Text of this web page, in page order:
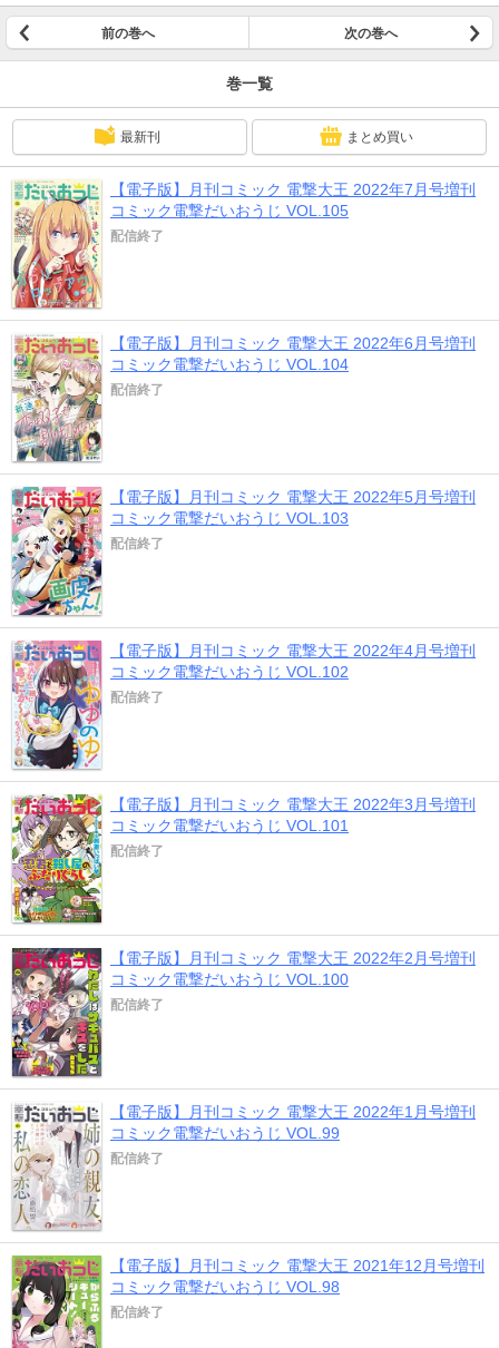
などは終了している場合がございます。】
前の巻へ 次の巻へ
巻一覧
最新刊 まとめ買い
【電子版】月刊コミック 電撃大王 2022年7月号増刊
コミック電撃だいおうじ VOL.105
配信終了
【電子版】月刊コミック 電撃大王 2022年6月号増刊
コミック電撃だいおうじ VOL.104
配信終了
【電子版】月刊コミック 電撃大王 2022年5月号増刊
コミック電撃だいおうじ VOL.103
配信終了
【電子版】月刊コミック 電撃大王 2022年4月号増刊
コミック電撃だいおうじ VOL.102
配信終了
【電子版】月刊コミック 電撃大王 2022年3月号増刊
コミック電撃だいおうじ VOL.101
配信終了
【電子版】月刊コミック 電撃大王 2022年2月号増刊
コミック電撃だいおうじ VOL.100
配信終了
【電子版】月刊コミック 電撃大王 2022年1月号増刊
コミック電撃だいおうじ VOL.99
配信終了
【電子版】月刊コミック 電撃大王 2021年12月号増刊
コミック電撃だいおうじ VOL.98
配信終了